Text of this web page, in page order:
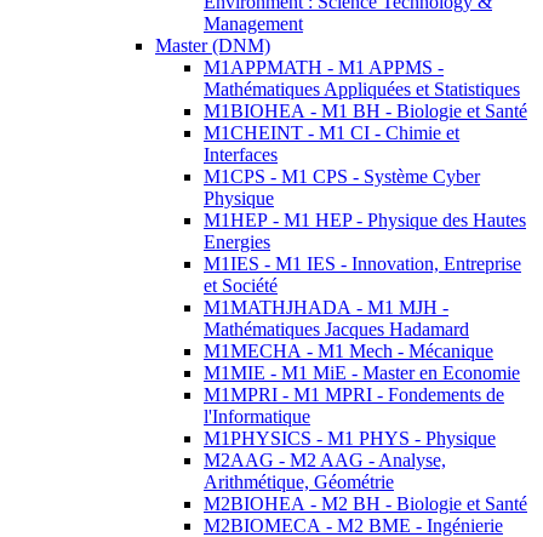
Management
Master (DNM)
M1APPMATH - M1 APPMS -
Mathématiques Appliquées et Statistiques
M1BIOHEA - M1 BH - Biologie et Santé
M1CHEINT - M1 CI - Chimie et
Interfaces
M1CPS - M1 CPS - Système Cyber
Physique
M1HEP - M1 HEP - Physique des Hautes
Energies
M1IES - M1 IES - Innovation, Entreprise
et Société
M1MATHJHADA - M1 MJH -
Mathématiques Jacques Hadamard
M1MECHA - M1 Mech - Mécanique
M1MIE - M1 MiE - Master en Economie
M1MPRI - M1 MPRI - Fondements de
l'Informatique
M1PHYSICS - M1 PHYS - Physique
M2AAG - M2 AAG - Analyse,
Arithmétique, Géométrie
M2BIOHEA - M2 BH - Biologie et Santé
M2BIOMECA - M2 BME - Ingénierie